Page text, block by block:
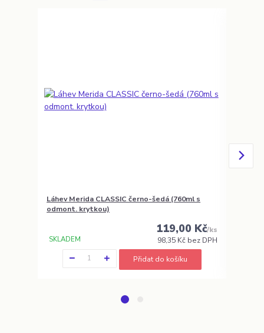
Láhev Merida CLASSIC černo-šedá (760ml s
odmont. krytkou)
119,00 Kč/ks
98,35 Kč bez DPH
SKLADEM
Přidat do košíku